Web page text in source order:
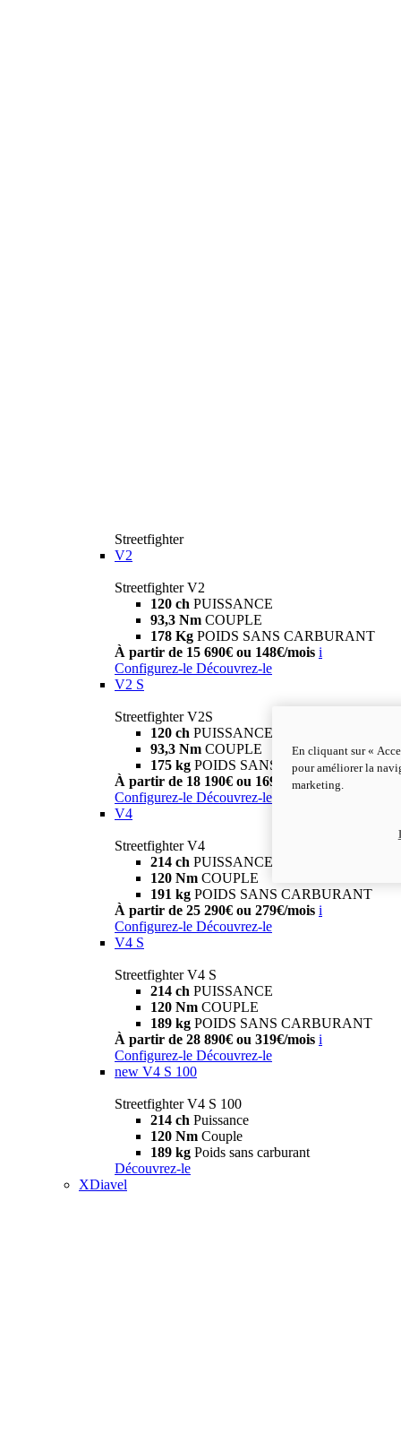
Streetfighter
V2
Streetfighter V2
120 ch PUISSANCE
93,3 Nm COUPLE
178 Kg POIDS SANS CARBURANT
À partir de 15 690€ ou 148€/mois i
Configurez-le Découvrez-le
V2 S
Streetfighter V2S
120 ch PUISSANCE
93,3 Nm COUPLE
175 kg POIDS SANS CARBURANT
À partir de 18 190€ ou 169€/mois i
Configurez-le Découvrez-le
V4
Streetfighter V4
214 ch PUISSANCE
120 Nm COUPLE
191 kg POIDS SANS CARBURANT
À partir de 25 290€ ou 279€/mois i
Configurez-le Découvrez-le
V4 S
Streetfighter V4 S
214 ch PUISSANCE
120 Nm COUPLE
189 kg POIDS SANS CARBURANT
À partir de 28 890€ ou 319€/mois i
Configurez-le Découvrez-le
new V4 S 100
Streetfighter V4 S 100
214 ch Puissance
120 Nm Couple
189 kg Poids sans carburant
Découvrez-le
XDiavel
En cliquant sur «
pour améliorer la
marketing.